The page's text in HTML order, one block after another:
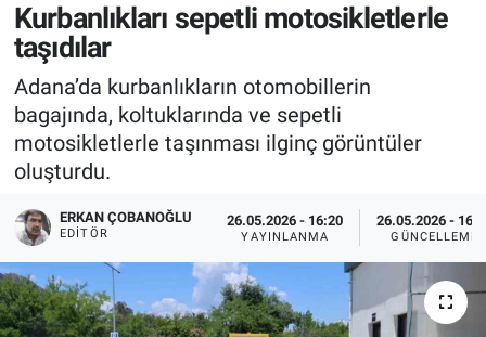
Kurbanlıkları sepetli motosikletlerle
taşıdılar
Adana’da kurbanlıkların otomobillerin
bagajında, koltuklarında ve sepetli
motosikletlerle taşınması ilginç görüntüler
oluşturdu.
ERKAN ÇOBANOĞLU
EDITÖR
26.05.2026 - 16:20
YAYINLANMA
26.05.2026 -
GÜNCELLEME
Süper Lig Puan Durumu ve Fikstür
Tüm Manşetler
Son Dakika Haberleri
Haber Arşivi